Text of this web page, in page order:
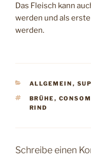
Das Fleisch kann
werden und als
werden.
KATEGORIEN
ALLGEMEIN ,
SCHLAGWÖRTER
BRÜHE ,
RIND
Schreibe einen